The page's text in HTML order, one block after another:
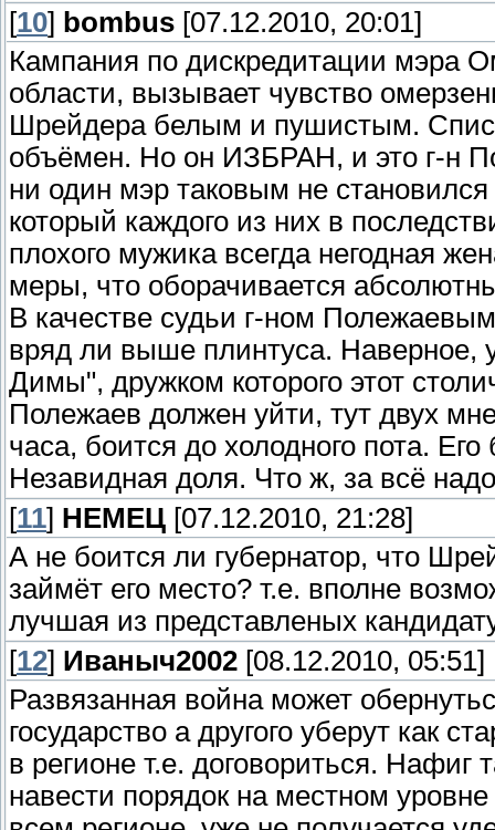
[10] bombus [07.12.2010, 20:01]
Кампания по дискредитации мэра
области, вызывает чувство
Шрейдера белым и пушистым.
объёмен. Но он ИЗБРАН, и это г-н
ни один мэр таковым не становился
который каждого из них в
плохого мужика всегда негодная
меры, что оборачивается
В качестве судьи г-ном
вряд ли выше плинтуса. Наверное,
Димы", дружком которого этот
Полежаев должен уйти, тут двух
часа, боится до холодного пота.
Незавидная доля. Что ж, за всё
[11] НЕМЕЦ [07.12.2010, 21:28]
А не боится ли губернатор, что
займёт его место? т.е. вполне
лучшая из представленых
[12] Иваныч2002 [08.12.2010, 05:51]
Развязанная война может
государство а другого уберут как
в регионе т.е. договориться. Нафиг
навести порядок на местном